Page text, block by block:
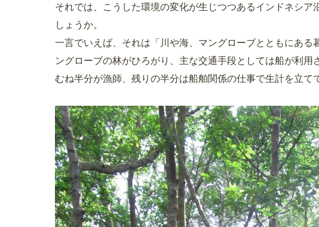
それでは、こうした環境の変化が生じつつあるインドネシ
しょうか。
一言でいえば、それは「川や海、マングローブとともにあ
ングローブの林がひろがり、主な交通手段としては船が利
むね半分が漁師、残りの半分は船舶関係の仕事で生計を立て